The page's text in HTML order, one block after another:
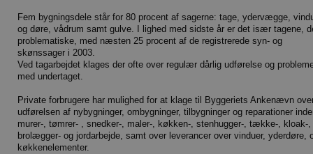
Fem bygningsdele står for 80 procent af sagerne: tage, ydervægge,
og døre, vådrum samt gulve. I lighed med sidste år er det især tagene,
problematiske, med næsten 25 procent af de registrerede syn- og
skønssager i 2003.
Ved tagarbejdet klages der ofte over regulær dårlig udførelse og
med undertaget.
Private forbrugere har mulighed for at klage til Byggeriets Ankenævn
udførelsen af nybygninger, ombygninger, tilbygninger og reparationer
murer-, tømrer- , snedker-, maler-, køkken-, stenhugger-, tække-, kloak-,
brolægger- og jordarbejde, samt over leverancer over vinduer, yderdøre,
køkkenelementer.